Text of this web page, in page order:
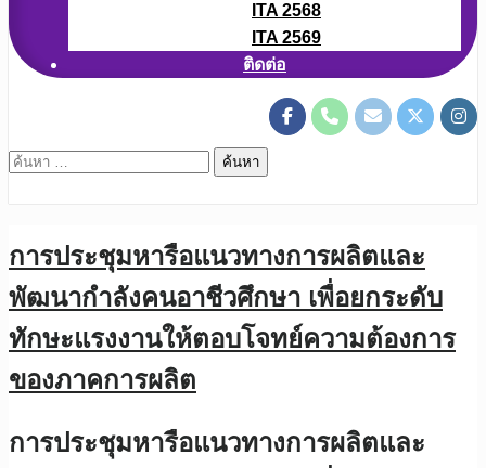
ITA 2568
ITA 2569
ติดต่อ
ค้นหา
การประชุมหารือแนวทางการผลิตและ
พัฒนากำลังคนอาชีวศึกษา เพื่อยกระดับ
ทักษะแรงงานให้ตอบโจทย์ความต้องการ
ของภาคการผลิต
การประชุมหารือแนวทางการผลิตและ